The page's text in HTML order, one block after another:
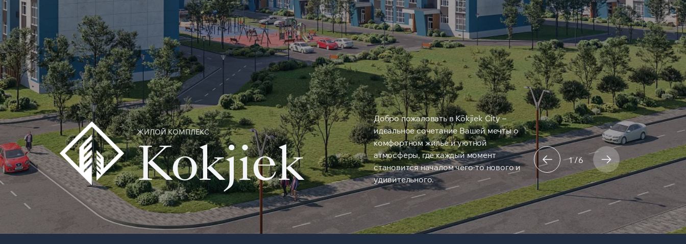
ЖИЛОЙ КОМПЛЕКС
Kokjiek
Добро пожаловать в Kökjiek City –
идеальное сочетание Вашей мечты о
комфортном жилье и уютной
атмосферы, где каждый момент
становится началом чего-то нового и
удивительного.
1/6